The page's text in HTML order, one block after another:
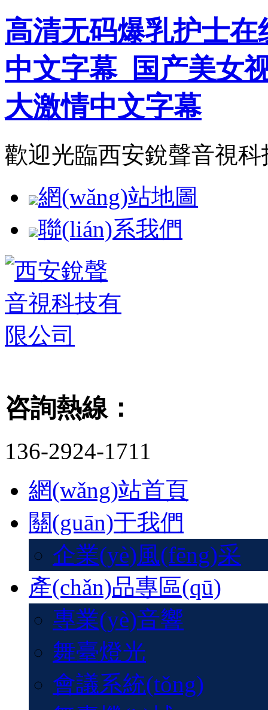
高清无码爆乳护士
中文字幕_国产美女
大激情中文字幕
歡迎光臨西安銳聲音視科
網(wǎng)站地圖
聯(lián)系我們
咨詢熱線：
136-2924-1711
網(wǎng)站首頁
關(guān)于我們
企業(yè)風(fēng)采
產(chǎn)品專區(qū)
專業(yè)音響
舞臺燈光
會議系統(tǒng)